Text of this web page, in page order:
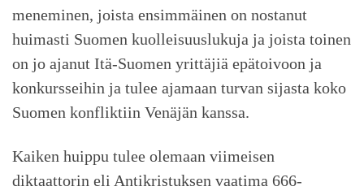
meneminen, joista ensimmäinen on nostanut
huimasti Suomen kuolleisuuslukuja ja joista toinen
on jo ajanut Itä-Suomen yrittäjiä epätoivoon ja
konkursseihin ja tulee ajamaan turvan sijasta koko
Suomen konfliktiin Venäjän kanssa.
Kaiken huippu tulee olemaan viimeisen
diktaattorin eli Antikristuksen vaatima 666-